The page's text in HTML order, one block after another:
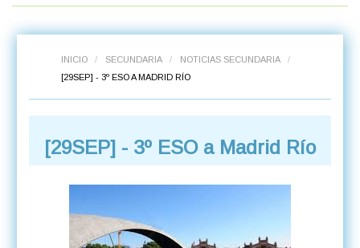
INICIO / SECUNDARIA / NOTICIAS SECUNDARIA
/
[29SEP] - 3º ESO A MADRID RÍO
[29SEP] - 3º ESO a Madrid Río